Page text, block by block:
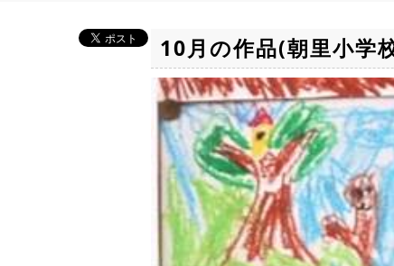
10月の作品(朝里小学校